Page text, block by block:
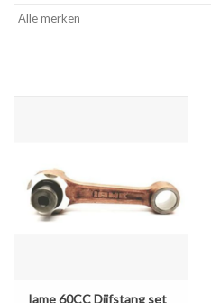
Kartbokjes en standaarden
Motoren en onderdelen
Karts
Iame 60CC Dijfstang set